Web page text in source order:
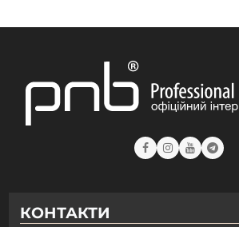
КОНТАКТИ
Реєструйся та отримай автоматичну